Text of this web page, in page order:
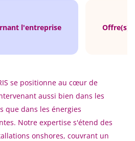
l'entreprise Offre(s)
se positionne au cœur de
aussi bien dans les
que dans les énergies
Notre expertise s'étend des
onshores, couvrant un